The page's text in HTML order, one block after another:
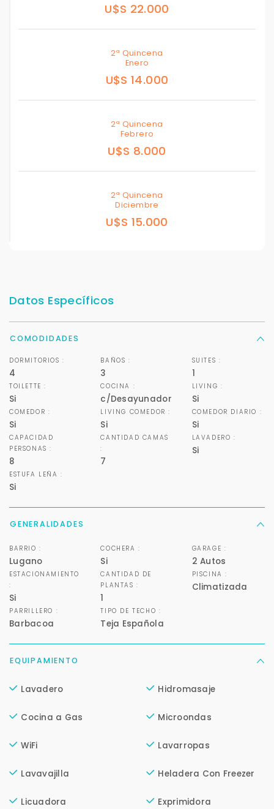
U$S 22.000
2ª Quincena
Enero
U$S 14.000
2ª Quincena
Febrero
U$S 8.000
2ª Quincena
Diciembre
U$S 15.000
Datos Específicos
COMODIDADES
DORMITORIOS :
4
BAÑOS :
3
SUITES :
1
TOILETTE :
Si
COCINA :
c/Desayunador
LIVING :
Si
COMEDOR :
Si
LIVING COMEDOR :
Si
COMEDOR DIARIO :
Si
CAPACIDAD
PERSONAS :
8
CANTIDAD CAMAS
:
7
LAVADERO :
Si
ESTUFA LEÑA :
Si
GENERALIDADES
BARRIO :
Lugano
COCHERA :
Si
GARAGE :
2 Autos
ESTACIONAMIENTO
:
Si
CANTIDAD DE
PLANTAS :
1
PISCINA :
Climatizada
PARRILLERO :
Barbacoa
TIPO DE TECHO :
Teja Española
EQUIPAMIENTO
Lavadero Hidromasaje
Cocina a Gas Microondas
WiFi Lavarropas
Lavavajilla Heladera Con Freezer
Licuadora Exprimidora
Para responderte
mejor y más rápido
Déjanos tus datos para identificar tu consulta en el
Tu nombre *